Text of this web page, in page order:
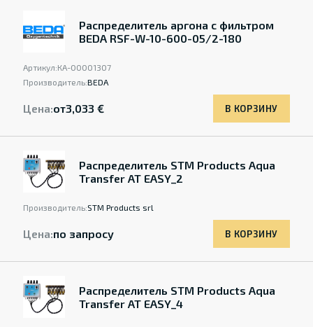
Распределитель аргона с фильтром
BEDA RSF-W-10-600-05/2-180
Артикул:КА-00001307
Производитель:BEDA
Цена:от3,033 € В КОРЗИНУ
Распределитель STM Products Aqua
Transfer AT EASY_2
Производитель:STM Products srl
Цена:по запросу В КОРЗИНУ
Распределитель STM Products Aqua
Transfer AT EASY_4